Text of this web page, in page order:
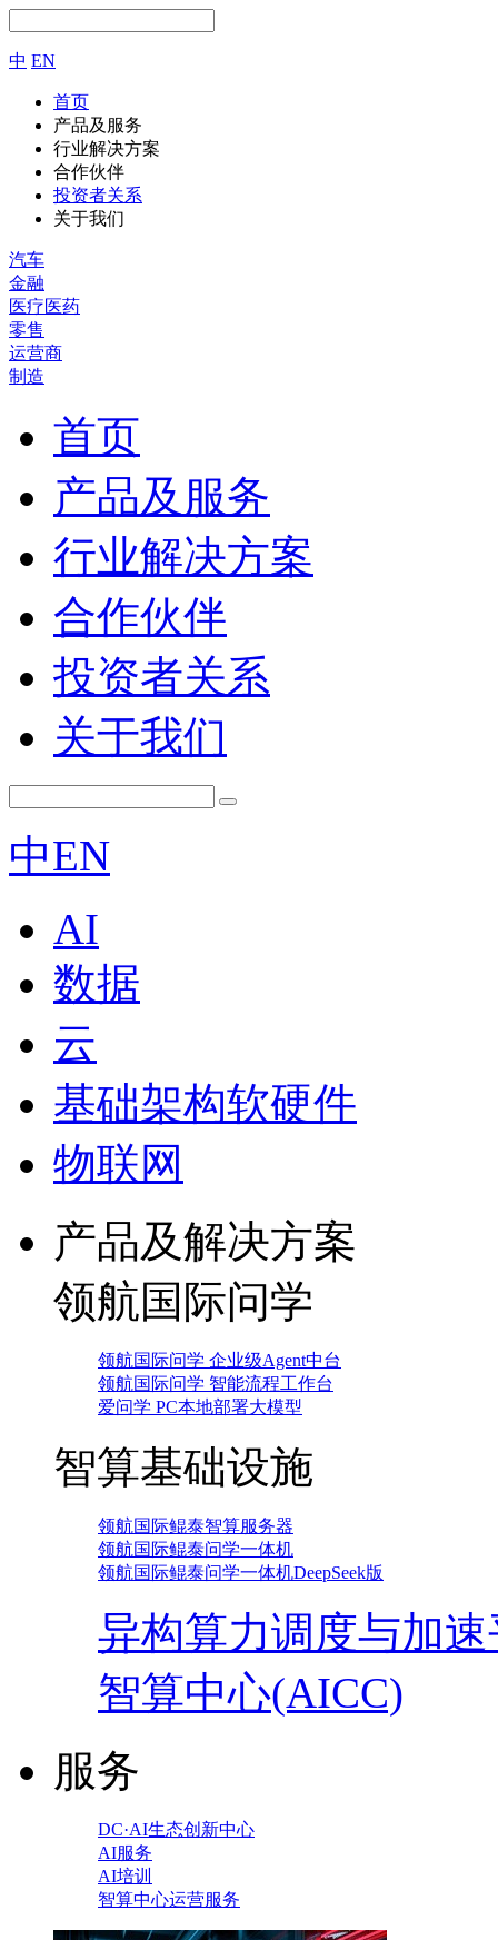
中 EN
首页
产品及服务
行业解决方案
合作伙伴
投资者关系
关于我们
汽车
金融
医疗医药
零售
运营商
制造
首页
产品及服务
行业解决方案
合作伙伴
投资者关系
关于我们
中EN
AI
数据
云
基础架构软硬件
物联网
产品及解决方案
领航国际问学
领航国际问学 企业级Agent中台
领航国际问学 智能流程工作台
爱问学 PC本地部署大模型
智算基础设施
领航国际鲲泰智算服务器
领航国际鲲泰问学一体机
领航国际鲲泰问学一体机DeepSeek版
异构算力调度与加
智算中心(AICC)
服务
DC·AI生态创新中心
AI服务
AI培训
智算中心运营服务